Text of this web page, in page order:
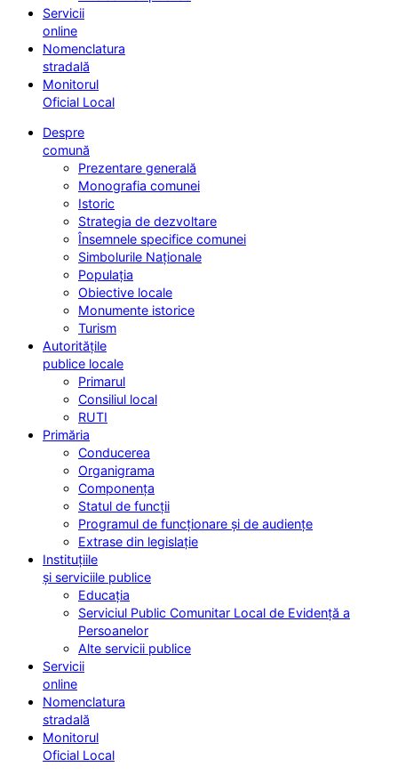
Servicii
online
Nomenclatura
stradală
Monitorul
Oficial Local
Despre
comună
Prezentare generală
Monografia comunei
Istoric
Strategia de dezvoltare
Însemnele specifice comunei
Simbolurile Naționale
Populația
Obiective locale
Monumente istorice
Turism
Autoritățile
publice locale
Primarul
Consiliul local
RUTI
Primăria
Conducerea
Organigrama
Componența
Statul de funcții
Programul de funcționare și de audiențe
Extrase din legislație
Instituțiile
și serviciile publice
Educația
Serviciul Public Comunitar Local de Evidență a
Persoanelor
Alte servicii publice
Servicii
online
Nomenclatura
stradală
Monitorul
Oficial Local